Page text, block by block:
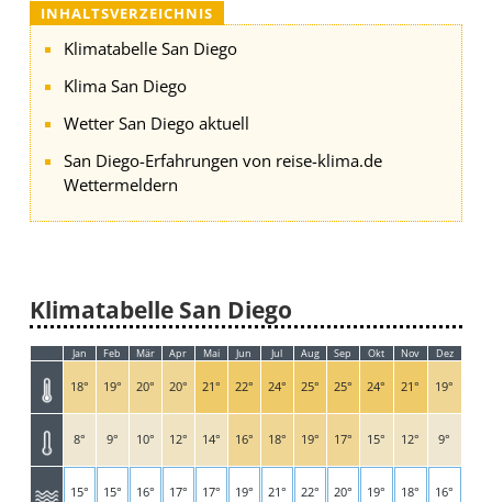
INHALTSVERZEICHNIS
Klimatabelle San Diego
Klima San Diego
Wetter San Diego aktuell
San Diego-Erfahrungen von reise-klima.de
Wettermeldern
Klimatabelle San Diego
Jan Feb Mär Apr Mai Jun Jul Aug Sep Okt Nov Dez
18° 19° 20° 20° 21° 22° 24° 25° 25° 24° 21° 19°
8° 9° 10° 12° 14° 16° 18° 19° 17° 15° 12° 9°
15° 15° 16° 17° 17° 19° 21° 22° 20° 19° 18° 16°